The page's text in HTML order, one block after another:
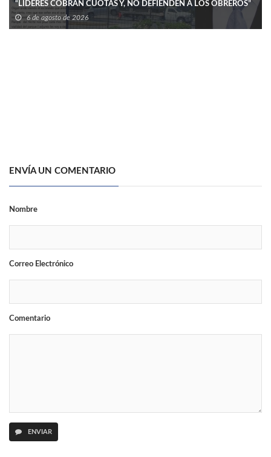
“LÍDERES COBRAN CUOTAS Y, NO DEFIENDEN A LOS OBREROS”
6 de agosto de 2026
ENVÍA UN COMENTARIO
Nombre
Correo Electrónico
Comentario
ENVIAR